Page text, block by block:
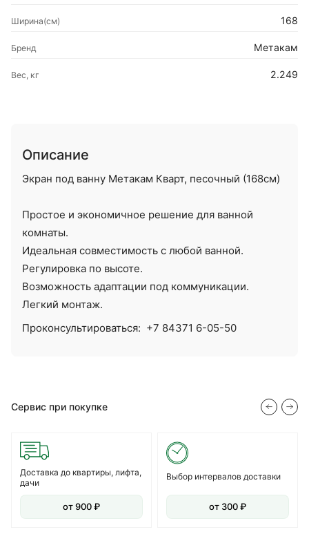
Ширина(см) 168
Бренд Метакам
Вес, кг 2.249
Описание
Экран под ванну Метакам Кварт, песочный (168см)
Простое и экономичное решение для ванной
комнаты.
Идеальная совместимость с любой ванной.
Регулировка по высоте.
Возможность адаптации под коммуникации.
Легкий монтаж.
Проконсультироваться: +7 84371 6-05-50
Сервис при покупке
Доставка до квартиры, лифта,
дачи
от 900 ₽
Выбор интервалов доставки
от 300 ₽